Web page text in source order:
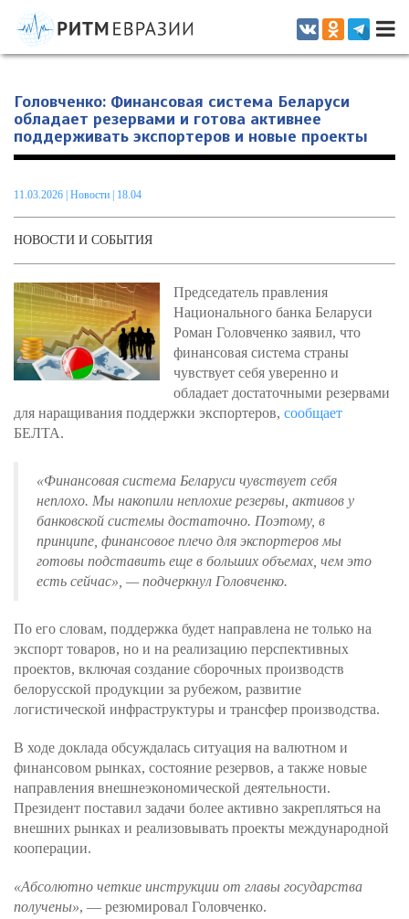
Информационно-аналитическое издание, посвященное актуальным
проблемам интеграции на постсоветском пространстве
Головченко: Финансовая система Беларуси
обладает резервами и готова активнее
поддерживать экспортеров и новые проекты
11.03.2026 Новости | 18.04
НОВОСТИ И СОБЫТИЯ
Председатель правления
Национального банка Беларуси
Роман Головченко заявил, что
финансовая система страны
чувствует себя уверенно и
обладает достаточными резервами
для наращивания поддержки экспортеров, сообщает
БЕЛТА.
«Финансовая система Беларуси чувствует себя
неплохо. Мы накопили неплохие резервы, активов у
банковской системы достаточно. Поэтому, в
принципе, финансовое плечо для экспортеров мы
готовы подставить еще в больших объемах, чем это
есть сейчас» , — подчеркнул Головченко.
По его словам, поддержка будет направлена не только на
экспорт товаров, но и на реализацию перспективных
проектов, включая создание сборочных производств
белорусской продукции за рубежом, развитие
логистической инфраструктуры и трансфер производства.
В ходе доклада обсуждалась ситуация на валютном и
финансовом рынках, состояние резервов, а также новые
направления внешнеэкономической деятельности.
Президент поставил задачи более активно закрепляться на
внешних рынках и реализовывать проекты международной
кооперации.
«Абсолютно четкие инструкции от главы государства
получены», — резюмировал Головченко.